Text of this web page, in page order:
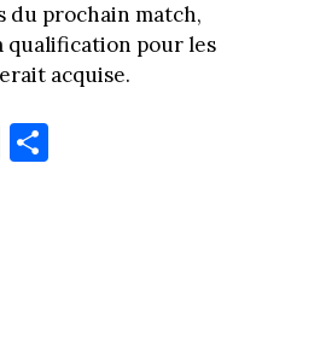
du prochain match,
qualification pour les
acquise.
E
m
Pa
rt